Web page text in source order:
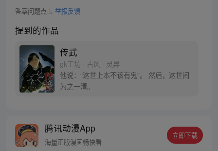
答案问题点击 举报反馈
提到的作品
传武
gk工坊 · 古风 · 灵异
他说：“这世上本不该有鬼”。 然后，这世间
为之一清。
腾讯动漫App
海量正版漫画畅快看
立即下载